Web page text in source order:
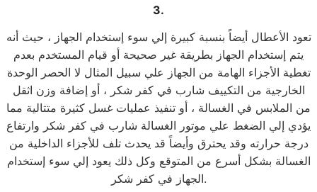
3.
تعود الأعطال أيضاً بنسبة كبيرة إلي سوء إستخدام الجهاز ، حيث أنه
يتم إستخدام الجهاز بطريقة غير صحيحة أو قيام المستخدم بعدم
تغطية الأجزاء الهامة من الجهاز علي سبيل المثال لا الحصر الوحدة
الخارجية من التكييف شارب في كفر شكر ، أو إضافة وزن اثقل
من الملابس في الغسالة ، أو تنفيذ عمليات غسل كثيرة متتالية مما
يؤدي إلي الضغط علي موتور الغسالة شارب في كفر شكر وارتفاع
درجة حرارته وقد يحترق وأيضاً قد يحدث تلف للأجزاء الداخلية من
الغسالة بشكل أسرع من المتوقع وكل ذلك يعود إلي سوء إستخدام
الجهاز في كفر شكر.